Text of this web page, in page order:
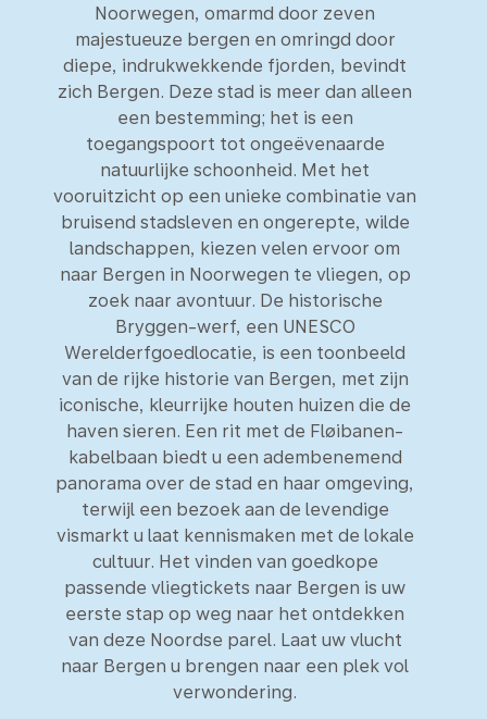
Noorwegen, omarmd door zeven
majestueuze bergen en omringd door
diepe, indrukwekkende fjorden, bevindt
zich Bergen. Deze stad is meer dan alleen
een bestemming; het is een
toegangspoort tot ongeëvenaarde
natuurlijke schoonheid. Met het
vooruitzicht op een unieke combinatie van
bruisend stadsleven en ongerepte, wilde
landschappen, kiezen velen ervoor om
naar Bergen in Noorwegen te vliegen, op
zoek naar avontuur. De historische
Bryggen-werf, een UNESCO
Werelderfgoedlocatie, is een toonbeeld
van de rijke historie van Bergen, met zijn
iconische, kleurrijke houten huizen die de
haven sieren. Een rit met de Fløibanen-
kabelbaan biedt u een adembenemend
panorama over de stad en haar omgeving,
terwijl een bezoek aan de levendige
vismarkt u laat kennismaken met de lokale
cultuur. Het vinden van goedkope
passende vliegtickets naar Bergen is uw
eerste stap op weg naar het ontdekken
van deze Noordse parel. Laat uw vlucht
naar Bergen u brengen naar een plek vol
verwondering.